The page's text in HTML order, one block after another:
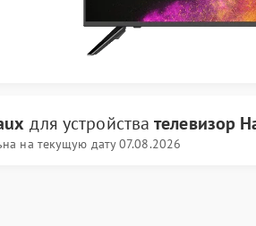
для устройствателевизор
на текущую дату 07.08.2026